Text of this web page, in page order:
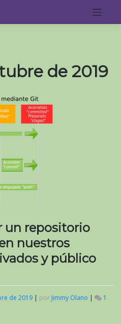
de 2019
un repositorio
nuestros
y público
de 2019 | por Jimmy Olano |
1